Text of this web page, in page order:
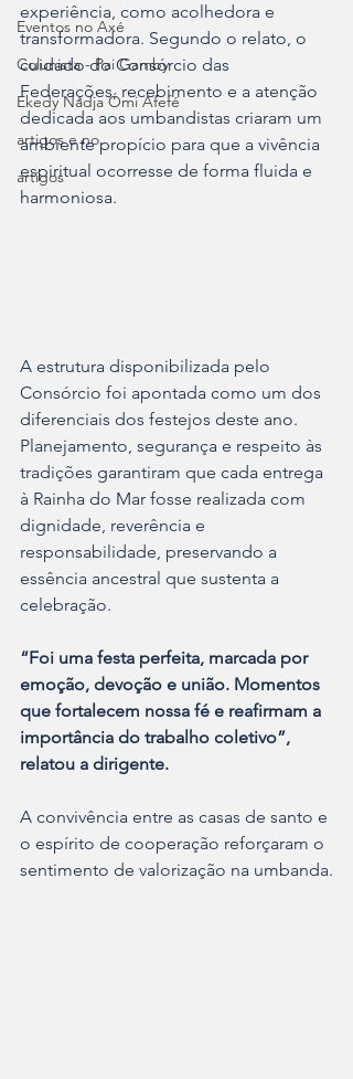
Eventos no Axé
Colunista - Pai Gamby
Ekedy Nadja Ómi Afefé
artigos e no
artigos
experiência, como acolhedora e
transformadora. Segundo o relato, o
cuidado do Consórcio das
Federações, recebimento e a atenção
dedicada aos umbandistas criaram um
ambiente propício para que a vivência
espiritual ocorresse de forma fluida e
harmoniosa.
A estrutura disponibilizada pelo
Consórcio foi apontada como um dos
diferenciais dos festejos deste ano.
Planejamento, segurança e respeito às
tradições garantiram que cada entrega
à Rainha do Mar fosse realizada com
dignidade, reverência e
responsabilidade, preservando a
essência ancestral que sustenta a
celebração.
“Foi uma festa perfeita, marcada por
emoção, devoção e união. Momentos
que fortalecem nossa fé e reafirmam a
importância do trabalho coletivo”,
relatou a dirigente.
A convivência entre as casas de santo e
o espírito de cooperação reforçaram o
sentimento de valorização na umbanda.